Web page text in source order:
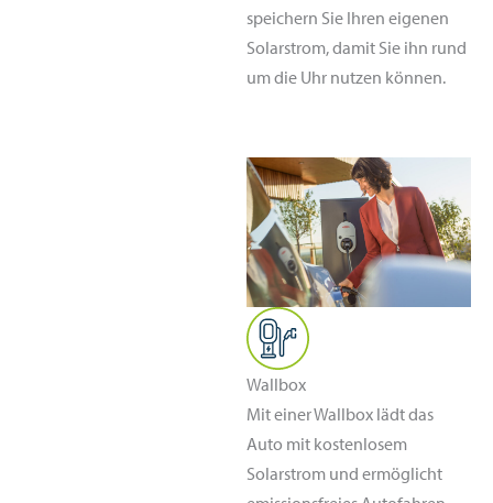
speichern Sie Ihren eigenen
Solarstrom, damit Sie ihn rund
um die Uhr nutzen können.
Wallbox
Mit einer Wallbox lädt das
Auto mit kostenlosem
Solarstrom und ermöglicht